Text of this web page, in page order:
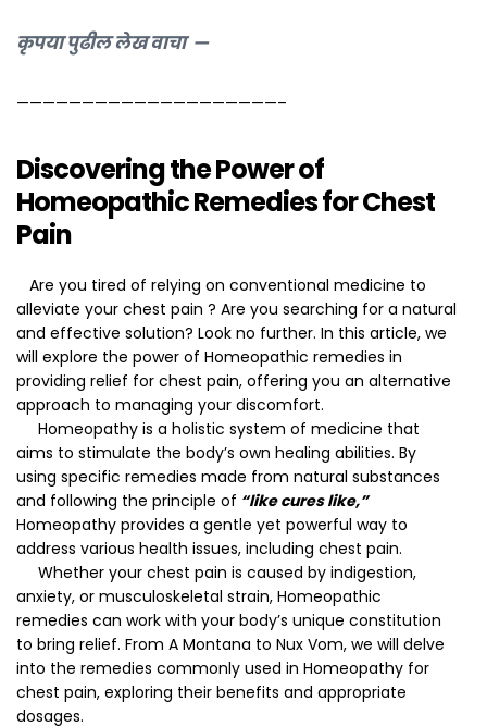
कृपया पुढील लेख वाचा —
————————————————————–
Discovering the Power of
Homeopathic Remedies for Chest
Pain
Are you tired of relying on conventional medicine to
alleviate your chest pain ? Are you searching for a natural
and effective solution? Look no further. In this article, we
will explore the power of Homeopathic remedies in
providing relief for chest pain, offering you an alternative
approach to managing your discomfort.
Homeopathy is a holistic system of medicine that
aims to stimulate the body’s own healing abilities. By
using specific remedies made from natural substances
and following the principle of “like cures like,”
Homeopathy provides a gentle yet powerful way to
address various health issues, including chest pain.
Whether your chest pain is caused by indigestion,
anxiety, or musculoskeletal strain, Homeopathic
remedies can work with your body’s unique constitution
to bring relief. From A Montana to Nux Vom, we will delve
into the remedies commonly used in Homeopathy for
chest pain, exploring their benefits and appropriate
dosages.